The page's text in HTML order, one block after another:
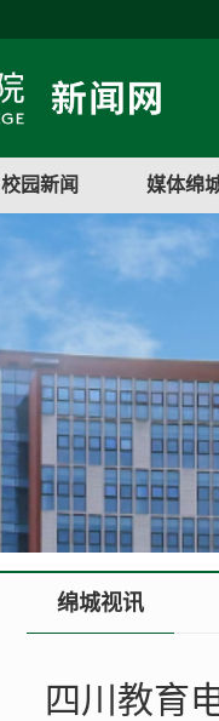
校园新闻 媒体绵
绵城视讯
四川教育